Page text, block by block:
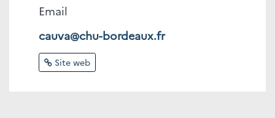
Email
cauva@chu-bordeaux.fr
Site web